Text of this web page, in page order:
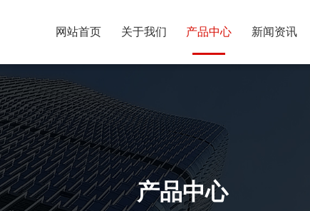
网站首页 关于我们 产品中心 新闻资讯
产品中心